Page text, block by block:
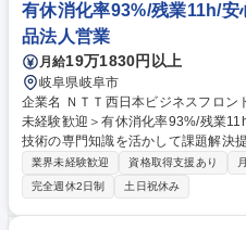
有休消化率93%/残業11h/
品法人営業
月給19万1830円以上
岐阜県岐阜市
企業名 ＮＴＴ西日本ビジネスフロント株式会社 求人名
未経験歓迎＞有休消化率93%/残業11h/安心
技術の専門知識を活かして課題解決
技術営業職となります。バック工程
案件創出段階から同行を行うこともございます。 またお
事前に把握する「現場調査」や提案
「基本設計」にも取り組んでいた
業界未経験歓迎 資格取得支援あり
完全週休2日制
土日祝休み